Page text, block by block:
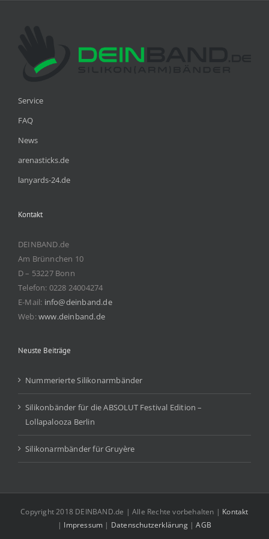
Service
FAQ
News
arenasticks.de
lanyards-24.de
Kontakt
DEINBAND.de
Am Brünnchen 10
D – 53227 Bonn
Telefon: 0228 24004274
E-Mail: info@deinband.de
Web:www.deinband.de
Neuste Beiträge
Nummerierte Silikonarmbänder
Silikonbänder für die ABSOLUT Festival Edition –
Lollapalooza Berlin
Silikonarmbänder für Gruyère
Copyright 2018 DEINBAND.de | Alle Rechte vorbehalten | Kontakt
| Impressum | Datenschutzerklärung|AGB